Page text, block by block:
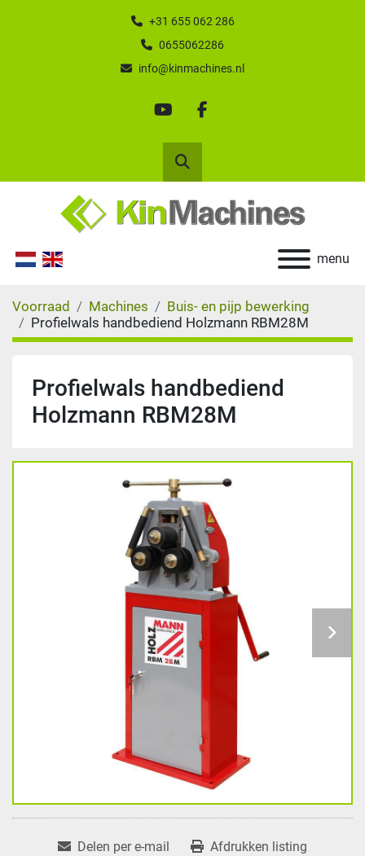
+31 655 062 286
0655062286
info@kinmachines.nl
youtubefacebook
Zoek
menu
Voorraad Machines
Buis- en pijp bewerking
Profielwals handbediend Holzmann RBM28M
Profielwals handbediend
Holzmann RBM28M
Delen per e-mail Afdrukken listing